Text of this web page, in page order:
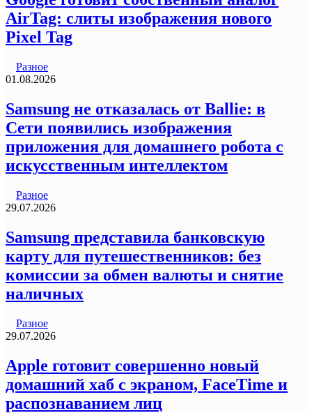
AirTag: слиты изображения нового
Pixel Tag
Разное
01.08.2026
Samsung не отказалась от Ballie: в
Сети появились изображения
приложения для домашнего робота с
искусственным интеллектом
Разное
29.07.2026
Samsung представила банковскую
карту для путешественников: без
комиссии за обмен валюты и снятие
наличных
Разное
29.07.2026
Apple готовит совершенно новый
домашний хаб с экраном, FaceTime и
распознаванием лиц